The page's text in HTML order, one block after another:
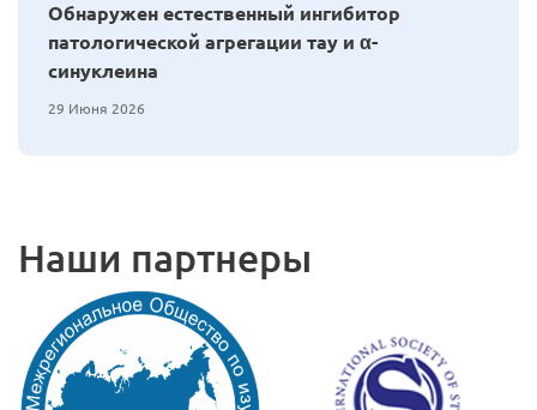
Обнаружен естественный ингибитор
патологической агрегации тау и α-
синуклеина
29 Июня 2026
Наши партнеры